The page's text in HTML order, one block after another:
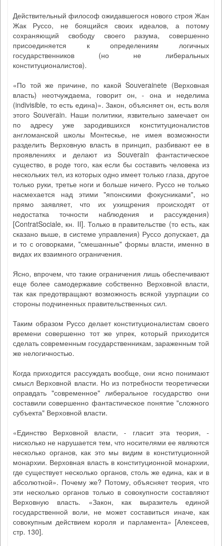
Действительный философ ожидавшегося нового строя Жан
Жак Руссо, не боящийся своих идеалов, а потому
сохраняющий свободу своего разума, совершенно
присоединяется к определениям логичных
государственников (но не либеральных
конституционалистов).
«По той же причине, по какой Souverainete (Верховная
власть) неотчуждаема, говорит он, - она и неделима
(indivisible, то есть едина)». Закон, объясняет он, есть воля
этого Souverain. Наши политики, язвительно замечает он
по адресу уже зародившихся конституционалистов
англоманской школы Монтескье, не имея возможности
разделить Верховную власть в принцип, разбивают ее в
проявлениях и делают из Souverain фантастическое
существо, в роде того, как если бы составить человека из
нескольких тел, из которых одно имеет только глаза, другое
только руки, третье ноги и больше ничего. Руссо не только
насмехается над этими "японскими фокусниками", но
прямо заявляет, что их ухищрения происходят от
недостатка точности наблюдения и рассуждения)
[ContratSociale, кн. II]. Только в правительстве (то есть, как
сказано выше, в системе управления) Руссо допускает, да
и то с оговорками, "смешанные" формы власти, именно в
видах их взаимного ограничения.
Ясно, впрочем, что такие ограничения лишь обеспечивают
еще более самодержавие собственно Верховной власти,
так как предотвращают возможность всякой узурпации со
стороны подчиненных правительственных сил.
Таким образом Руссо делает конституционалистам своего
времени совершенно тот же упрек, который приходится
сделать современным государственникам, зараженным той
же нелогичностью.
Когда приходится рассуждать вообще, они ясно понимают
смысл Верховной власти. Но из потребности теоретически
оправдать "современное" либеральное государство они
составили совершенно фантастическое понятие "сложного
субъекта" Верховной власти.
«Единство Верховной власти, - гласит эта теория, -
нисколько не нарушается тем, что носителями ее являются
несколько органов, как это мы видим в конституционной
монархии. Верховная власть в конституционной монархии,
где существует несколько органов, столь же едина, как и в
абсолютной». Почему же? Потому, объясняет теория, что
эти несколько органов только в совокупности составляют
Верховную власть. «Закон, как выразитель единой
государственной воли, не может составиться иначе, как
совокупным действием короля и парламента» [Алексеев,
стр. 130].